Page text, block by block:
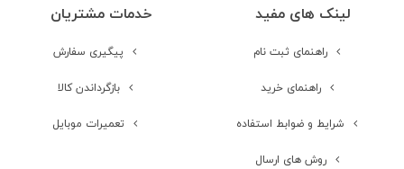
لینک های مفید
راهنمای ثبت نام
راهنمای خرید
شرایط و ضوابط استفاده
روش های ارسال
خدمات مشتریان
پیگیری سفارش
بازگرداندن کالا
تعمیرات موبایل